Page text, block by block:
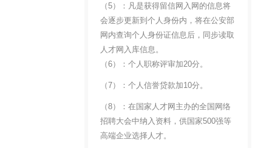
（5）：凡是获得留信网入网的信息将
会逐步更新到个人身份内，将在公安部
网内查询个人身份证信息后，同步读取
人才网入库信息。
（6）：个人职称评审加20分。
（7）：个人信誉贷款加10分。
（8）：在国家人才网主办的全国网络
招聘大会中纳入资料，供国家500强等
高端企业选择人才。